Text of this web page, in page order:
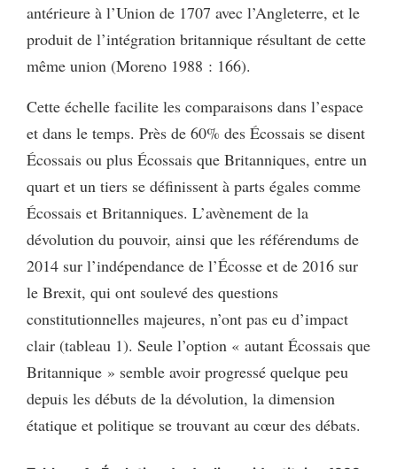
antérieure à l’Union de 1707 avec l’Angleterre, et le
produit de l’intégration britannique résultant de cette
même union (Moreno 1988 : 166).
Cette échelle facilite les comparaisons dans l’espace
et dans le temps. Près de 60% des Écossais se disent
Écossais ou plus Écossais que Britanniques, entre un
quart et un tiers se définissent à parts égales comme
Écossais et Britanniques. L’avènement de la
dévolution du pouvoir, ainsi que les référendums de
2014 sur l’indépendance de l’Écosse et de 2016 sur
le Brexit, qui ont soulevé des questions
constitutionnelles majeures, n’ont pas eu d’impact
clair (tableau 1). Seule l’option « autant Écossais que
Britannique » semble avoir progressé quelque peu
depuis les débuts de la dévolution, la dimension
étatique et politique se trouvant au cœur des débats.